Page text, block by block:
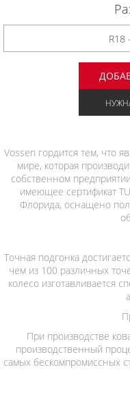
R18
Vossen гордится тем, что
мире, которая
собственном
имеющее сертификат
Флорида, оснащено
Точная подгонка
чем из 100 различных
колесо изготавливается
При производстве
производственный
самых бескомпромиссных